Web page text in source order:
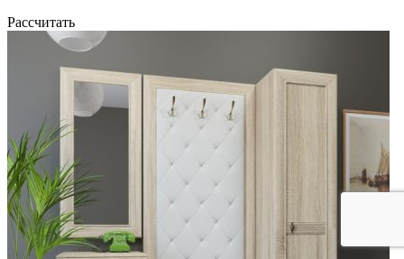
Рассчитать